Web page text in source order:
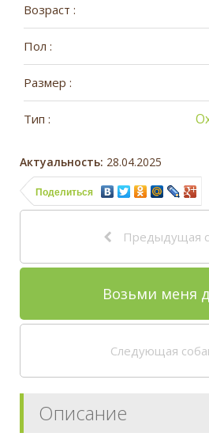
Возраст :
Пол :
Размер :
Тип :
Актуальность: 28.04.2025
Поделиться
Предыдущая
Возьми меня
Следующая
Описание